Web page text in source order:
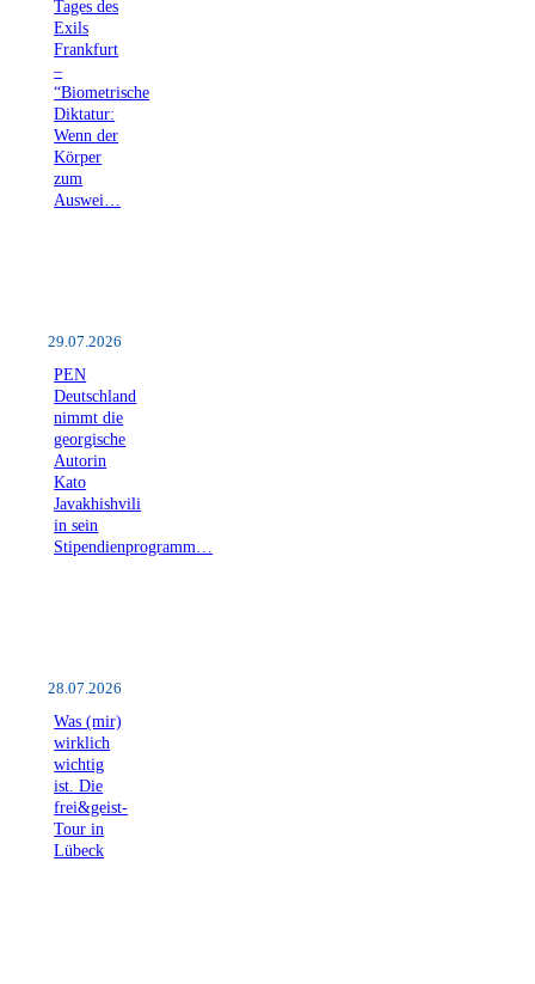
Tages des
Exils
Frankfurt
–
“Biometrische
Diktatur:
Wenn der
Körper
zum
Auswei…
29.07.2026
PEN
Deutschland
nimmt die
georgische
Autorin
Kato
Javakhishvili
in sein
Stipendienprogramm…
28.07.2026
Was (mir)
wirklich
wichtig
ist. Die
frei&geist-
Tour in
Lübeck